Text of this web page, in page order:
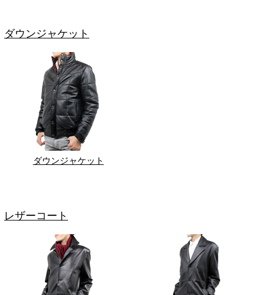
ダウンジャケット
ダウンジャケット
レザーコート